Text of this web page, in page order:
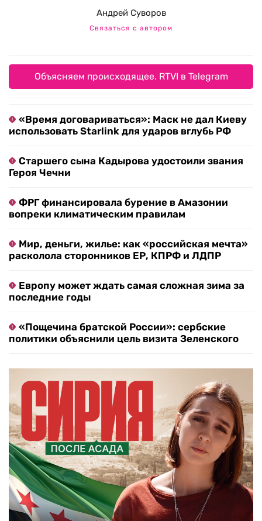
Андрей Суворов
Связаться с автором
Объясняем происходящее. RTVI в Telegram
«Время договариваться»: Маск не дал Киеву
использовать Starlink для ударов вглубь РФ
Старшего сына Кадырова удостоили звания
Героя Чечни
ФРГ финансировала бурение в Амазонии
вопреки климатическим правилам
Мир, деньги, жилье: как «российская мечта»
расколола сторонников ЕР, КПРФ и ЛДПР
Европу может ждать самая сложная зима за
последние годы
«Пощечина братской России»: сербские
политики объяснили цель визита Зеленского